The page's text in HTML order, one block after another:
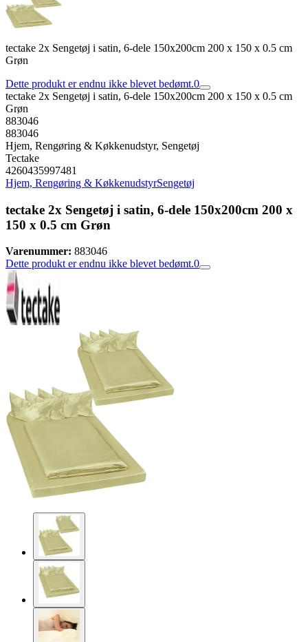
tectake 2x Sengetøj i satin, 6-dele 150x200cm 200 x 150 x 0.5 cm
Grøn
Dette produkt er endnu ikke blevet bedømt.0
tectake 2x Sengetøj i satin, 6-dele 150x200cm 200 x 150 x 0.5 cm
Grøn
883046
883046
Hjem, Rengøring & Køkkenudstyr, Sengetøj
Tectake
4260435997481
Hjem, Rengøring & KøkkenudstyrSengetøj
tectake 2x Sengetøj i satin, 6-dele 150x200cm 200 x
150 x 0.5 cm Grøn
Varenummer: 883046
Dette produkt er endnu ikke blevet bedømt.0